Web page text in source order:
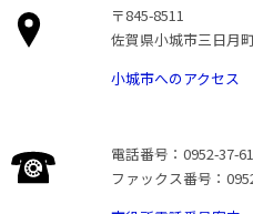
〒845-8511
佐賀県小城市三日月
小城市へのアクセス
電話番号：0952-37-
ファックス番号：